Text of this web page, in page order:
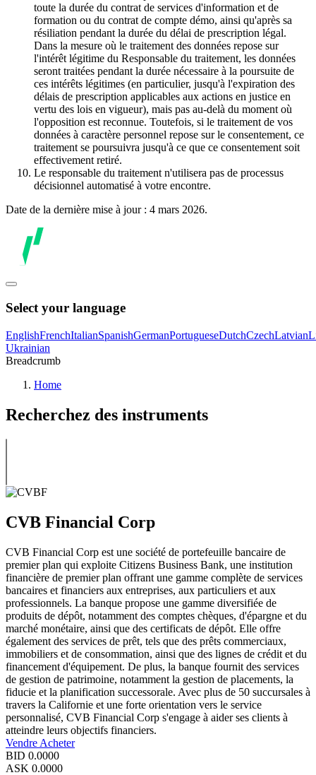
toute la durée du contrat de services d'information et de
formation ou du contrat de compte démo, ainsi qu'après sa
résiliation pendant la durée du délai de prescription légal.
Dans la mesure où le traitement des données repose sur
l'intérêt légitime du Responsable du traitement, les données
seront traitées pendant la durée nécessaire à la poursuite de
ces intérêts légitimes (en particulier, jusqu'à l'expiration des
délais de prescription applicables aux actions en justice en
vertu des lois en vigueur), mais pas au-delà du moment où
l'opposition est reconnue. Toutefois, si le traitement de vos
données à caractère personnel repose sur le consentement, ce
traitement se poursuivra jusqu'à ce que ce consentement soit
effectivement retiré.
Le responsable du traitement n'utilisera pas de processus
décisionnel automatisé à votre encontre.
Date de la dernière mise à jour : 4 mars 2026.
Select your language
EnglishFrenchItalianSpanishGermanPortugueseDutchCzechLatvian
Ukrainian
Breadcrumb
Home
Recherchez des instruments
CVB Financial Corp
CVB Financial Corp est une société de portefeuille bancaire de
premier plan qui exploite Citizens Business Bank, une institution
financière de premier plan offrant une gamme complète de services
bancaires et financiers aux entreprises, aux particuliers et aux
professionnels. La banque propose une gamme diversifiée de
produits de dépôt, notamment des comptes chèques, d'épargne et du
marché monétaire, ainsi que des certificats de dépôt. Elle offre
également des services de prêt, tels que des prêts commerciaux,
immobiliers et de consommation, ainsi que des lignes de crédit et du
financement d'équipement. De plus, la banque fournit des services
de gestion de patrimoine, notamment la gestion de placements, la
fiducie et la planification successorale. Avec plus de 50 succursales à
travers la Californie et une forte orientation vers le service
personnalisé, CVB Financial Corp s'engage à aider ses clients à
atteindre leurs objectifs financiers.
Vendre Acheter
BID 0.0000
ASK 0.0000